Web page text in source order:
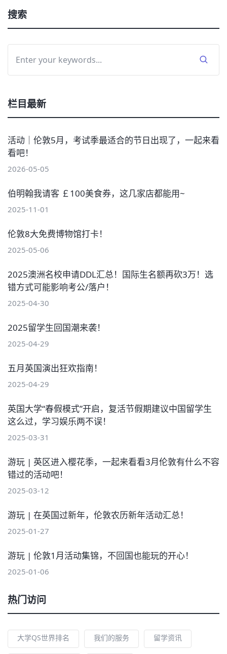
搜索
栏目最新
活动｜伦敦5月，考试季最适合的节日出现了，一起来看
看吧！
2026-05-05
伯明翰我请客 ￡100美食券，这几家店都能用~
2025-11-01
伦敦8大免费博物馆打卡！
2025-05-06
2025澳洲名校申请DDL汇总！国际生名额再砍3万！选
错方式可能影响考公/落户！
2025-04-30
2025留学生回国潮来袭！
2025-04-29
五月英国演出狂欢指南！
2025-04-29
英国大学“春假模式”开启，复活节假期建议中国留学生
这么过，学习娱乐两不误！
2025-03-31
游玩 | 英区进入樱花季，一起来看看3月伦敦有什么不容
错过的活动吧！
2025-03-12
游玩 | 在英国过新年，伦敦农历新年活动汇总！
2025-01-27
游玩 | 伦敦1月活动集锦，不回国也能玩的开心！
2025-01-06
热门访问
大学QS世界排名 我们的服务 留学资讯